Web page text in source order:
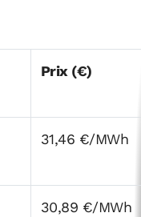
Prix (€)
31,46 €/MWh
30,89 €/MWh